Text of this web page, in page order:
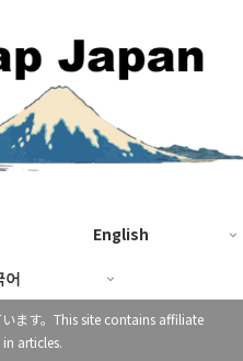
English
어
ます。This site contains affiliate
articles.